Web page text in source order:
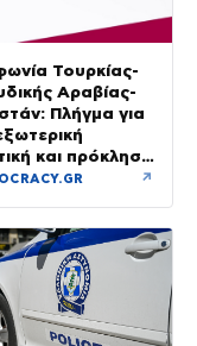
Τουρκίας-
Αραβίας-
Πλήγμα για
και πρόκληση
Αθήνα, λέει η
↗